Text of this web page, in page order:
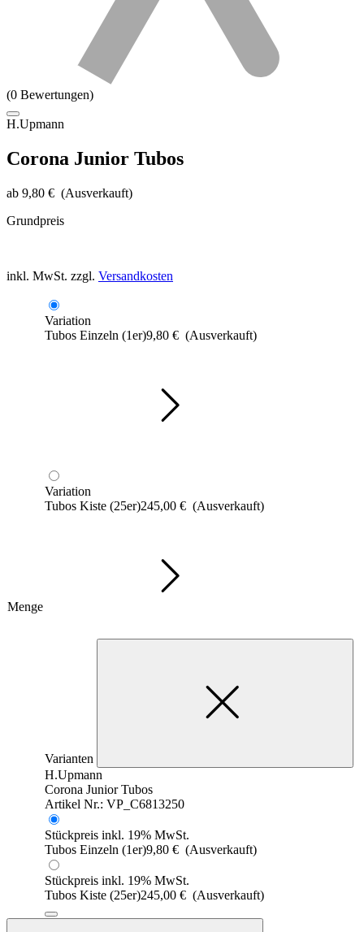
(0 Bewertungen)
H.Upmann
Corona Junior Tubos
ab 9,80 € (Ausverkauft)
Grundpreis
inkl. MwSt. zzgl. Versandkosten
Menge
Variation
Tubos Einzeln (1er)9,80 € (Ausverkauft)
Variation
Tubos Kiste (25er)245,00 € (Ausverkauft)
Varianten
H.Upmann
Corona Junior Tubos
Artikel Nr.: VP_C6813250
Stückpreis inkl. 19% MwSt.
Tubos Einzeln (1er)9,80 € (Ausverkauft)
Stückpreis inkl. 19% MwSt.
Tubos Kiste (25er)245,00 € (Ausverkauft)